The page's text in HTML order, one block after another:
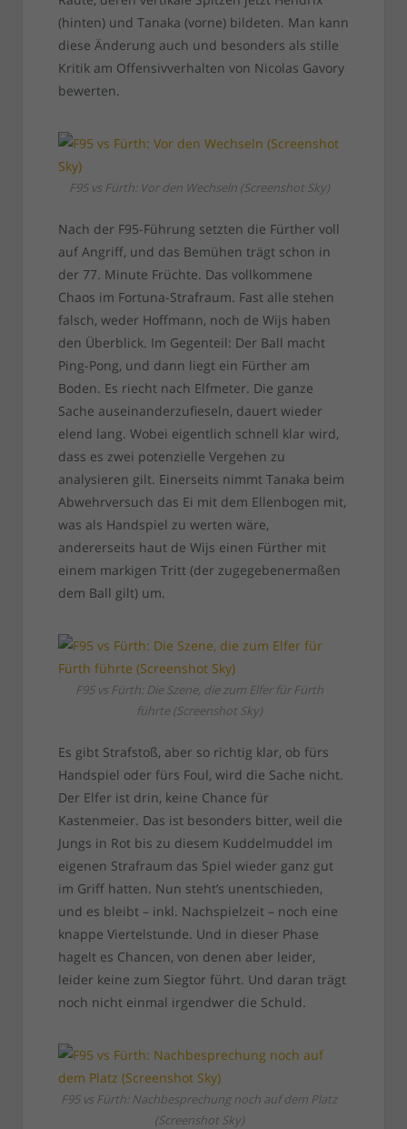
(hinten) und Tanaka (vorne) bildeten. Man kann
diese Änderung auch und besonders als stille
Kritik am Offensivverhalten von Nicolas Gavory
bewerten.
F95 vs Fürth: Vor den Wechseln (Screenshot Sky)
Nach der F95-Führung setzten die Fürther voll
auf Angriff, und das Bemühen trägt schon in
der 77. Minute Früchte. Das vollkommene
Chaos im Fortuna-Strafraum. Fast alle stehen
falsch, weder Hoffmann, noch de Wijs haben
den Überblick. Im Gegenteil: Der Ball macht
Ping-Pong, und dann liegt ein Fürther am
Boden. Es riecht nach Elfmeter. Die ganze
Sache auseinanderzufieseln, dauert wieder
elend lang. Wobei eigentlich schnell klar wird,
dass es zwei potenzielle Vergehen zu
analysieren gilt. Einerseits nimmt Tanaka beim
Abwehrversuch das Ei mit dem Ellenbogen mit,
was als Handspiel zu werten wäre,
andererseits haut de Wijs einen Fürther mit
einem markigen Tritt (der zugegebenermaßen
dem Ball gilt) um.
F95 vs Fürth: Die Szene, die zum Elfer für Fürth
führte (Screenshot Sky)
Es gibt Strafstoß, aber so richtig klar, ob fürs
Handspiel oder fürs Foul, wird die Sache nicht.
Der Elfer ist drin, keine Chance für
Kastenmeier. Das ist besonders bitter, weil die
Jungs in Rot bis zu diesem Kuddelmuddel im
eigenen Strafraum das Spiel wieder ganz gut
im Griff hatten. Nun steht’s unentschieden,
und es bleibt – inkl. Nachspielzeit – noch eine
knappe Viertelstunde. Und in dieser Phase
hagelt es Chancen, von denen aber leider,
leider keine zum Siegtor führt. Und daran trägt
noch nicht einmal irgendwer die Schuld.
F95 vs Fürth: Nachbesprechung noch auf dem Platz
(Screenshot Sky)